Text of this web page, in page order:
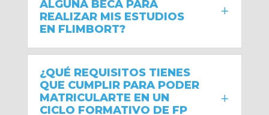
ALGUNA BECA PARA
REALIZAR MIS ESTUDIOS
EN FLIMBORT?
¿QUÉ REQUISITOS TIENES
QUE CUMPLIR PARA PODER
MATRICULARTE EN UN
CICLO FORMATIVO DE FP